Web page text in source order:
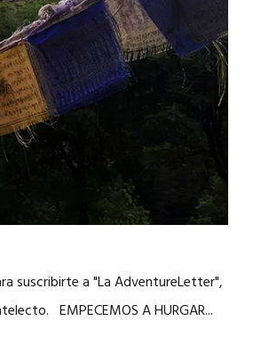
suscribirte a "La AdventureLetter",
EMPECEMOS A HURGAR...